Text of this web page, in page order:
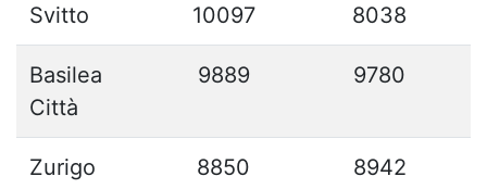
Svitto 10097 8038
Basilea
Città
9889 9780
Zurigo 8850 8942